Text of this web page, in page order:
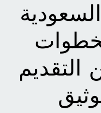
الخطوات
التقديم